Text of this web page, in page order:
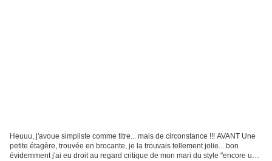
Heuuu, j'avoue simpliste comme titre... mais de circonstance !!! AVANT Une
petite étagère, trouvée en brocante, je la trouvais tellement jolie... bon
évidemment j'ai eu droit au regard critique de mon mari du style "encore une